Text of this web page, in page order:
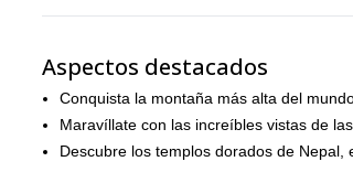
Aspectos destacados
Conquista la montaña más alta del
Maravíllate con las increíbles vistas de
Descubre los templos dorados de Nepal,